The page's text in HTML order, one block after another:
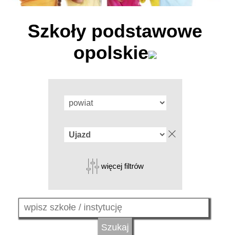
Szkoły podstawowe
opolskie
więcej filtrów